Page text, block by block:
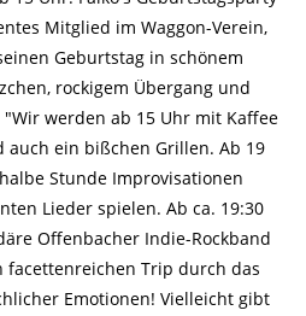
Mitglied im Waggon-Verein,
Geburtstag in schönem
rockigem Übergang und
werden ab 15 Uhr mit Kaffee
auch ein bißchen Grillen. Ab 19
Stunde Improvisationen
Lieder spielen. Ab ca. 19:30
Offenbacher Indie-Rockband
facettenreichen Trip durch das
Emotionen! Vielleicht gibt